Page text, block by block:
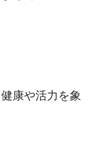
康や活力を象